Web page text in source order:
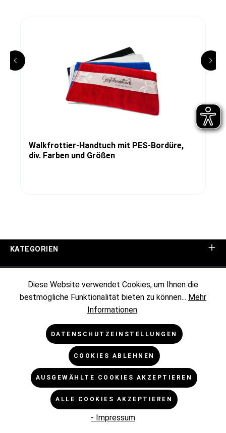
Walkfrottier-Handtuch mit PES-Bordüre,
div. Farben und Größen
KATEGORIEN
KUNDENINFORMATIONEN
RECHTLICHES
* Alle Preise exkl. gesetzl. Mehrwertsteuer zzgl.
Versandkosten
und ggf. Nachnahmegebühren, wenn nicht
anders angegeben.
Diese Website verwendet Cookies, um Ihnen die
bestmögliche Funktionalität bieten zu können... Mehr
Informationen.
DATENSCHUTZEINSTELLUNGEN
COOKIES ABLEHNEN
AUSGEWÄHLTE COOKIES AKZEPTIEREN
ALLE COOKIES AKZEPTIEREN
- Impressum